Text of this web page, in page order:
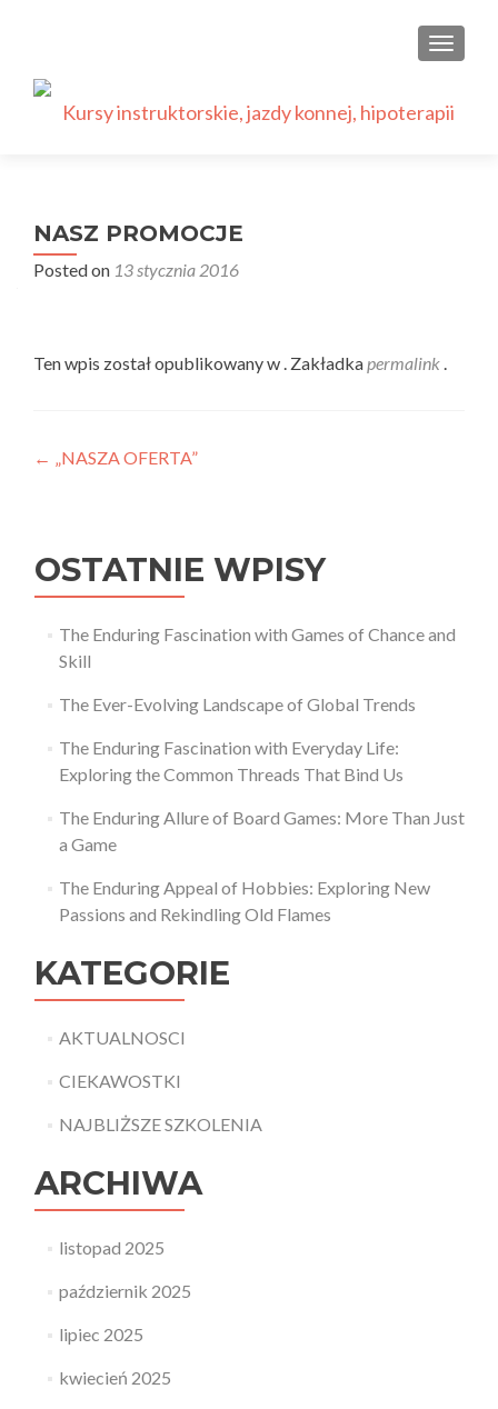
NASZ PROMOCJE
Posted on 13 stycznia 2016
Ten wpis został opublikowany w . Zakładkapermalink .
Nawigacja
← „NASZA OFERTA”
OSTATNIE WPISY
The Enduring Fascination with Games of Chance and
Skill
The Ever-Evolving Landscape of Global Trends
The Enduring Fascination with Everyday Life:
Exploring the Common Threads That Bind Us
The Enduring Allure of Board Games: More Than Just
a Game
The Enduring Appeal of Hobbies: Exploring New
Passions and Rekindling Old Flames
KATEGORIE
AKTUALNOSCI
CIEKAWOSTKI
NAJBLIŻSZE SZKOLENIA
ARCHIWA
listopad 2025
październik 2025
lipiec 2025
kwiecień 2025